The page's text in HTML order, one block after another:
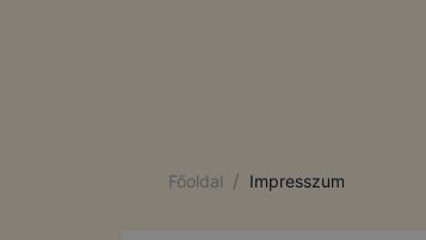
Főoldal / Impresszum